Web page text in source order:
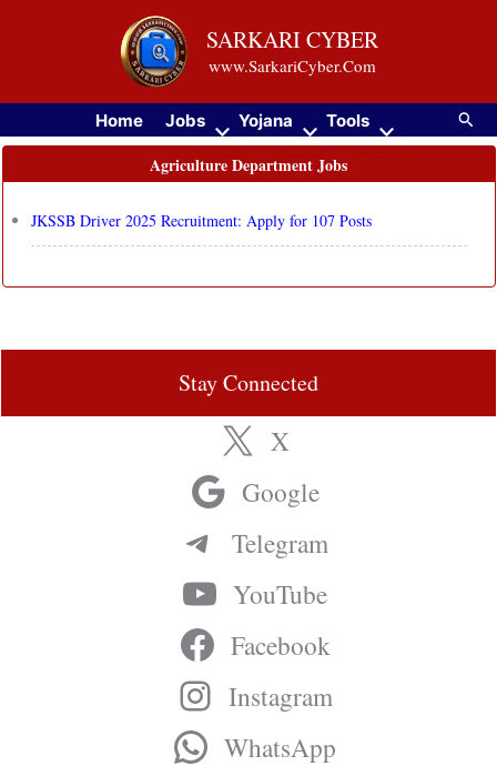
SARKARI CYBER
www.SarkariCyber.Com
Home Jobs Yojana Tools
Agriculture Department Jobs
JKSSB Driver 2025 Recruitment: Apply for 107 Posts
Stay Connected
X
Google
Telegram
YouTube
Facebook
Instagram
WhatsApp